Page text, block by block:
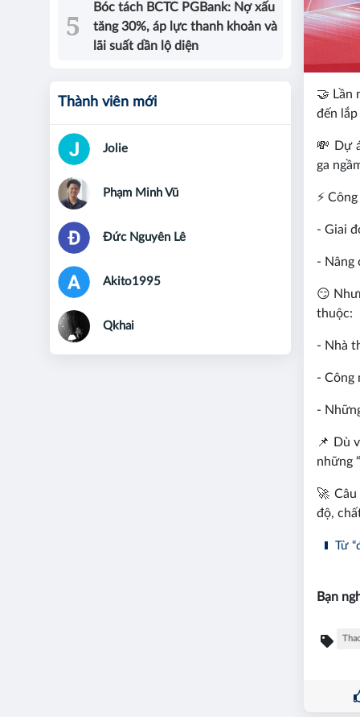
🤝 Lần
đến
💸 Dự
ga
⚡
- Giai
- Nâng
😏
thuộc:
- Nhà
- Công
-
📌 Dù
những
🚀
độ,
Từ
Bạn
Bóc tách BCTC PGBank: Nợ xấu
tăng 30%, áp lực thanh khoản và
lãi suất dần lộ diện
Thành viên mới
Jolie
Phạm Minh Vũ
Đức Nguyên Lê
Akito1995
Qkhai